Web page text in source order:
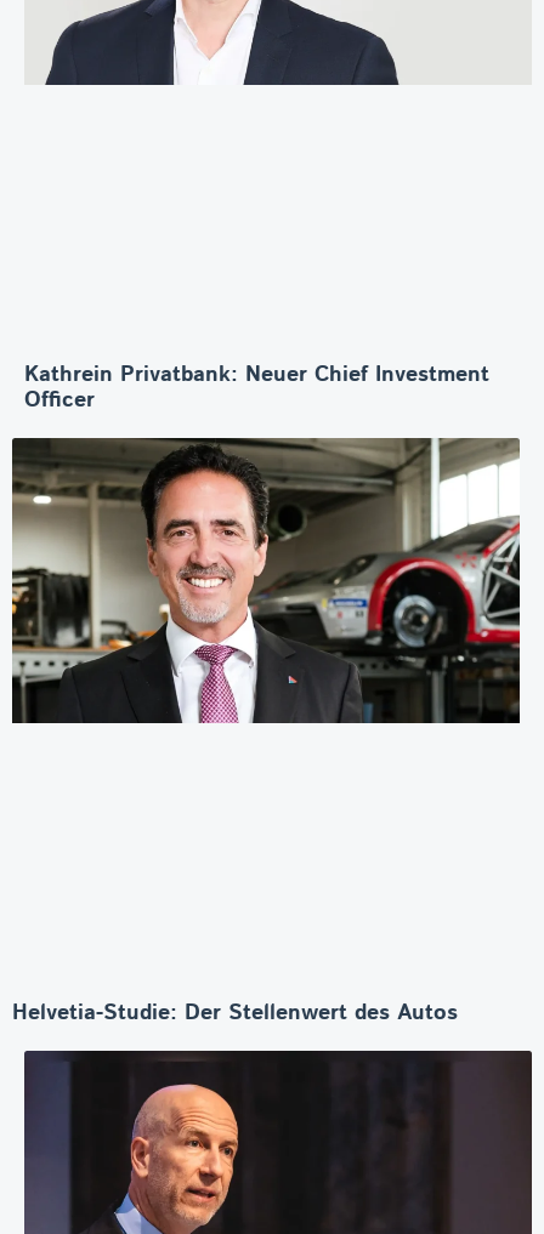
Kathrein Privatbank: Neuer Chief Investment
Officer
Helvetia-Studie: Der Stellenwert des Autos